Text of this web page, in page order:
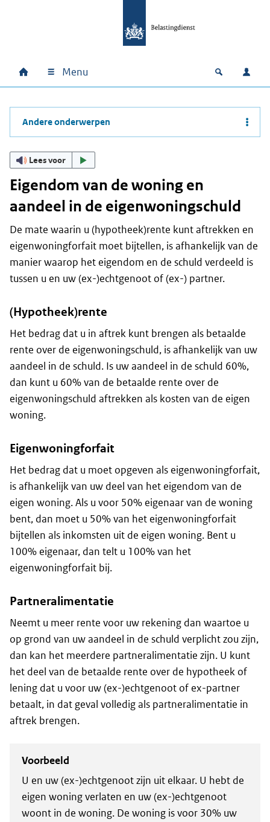
Hoofdnavigatie
Home Menu Open
Andere onderwerpen
Lees voor
Eigendom van de woning en
aandeel in de eigenwoningschuld
De mate waarin u (hypotheek)rente kunt aftrekken en
eigenwoningforfait moet bijtellen, is afhankelijk van de
manier waarop het eigendom en de schuld verdeeld is
tussen u en uw (ex-)echtgenoot of (ex-) partner.
(Hypotheek)rente
Het bedrag dat u in aftrek kunt brengen als betaalde
rente over de eigenwoningschuld, is afhankelijk van uw
aandeel in de schuld. Is uw aandeel in de schuld 60%,
dan kunt u 60% van de betaalde rente over de
eigenwoningschuld aftrekken als kosten van de eigen
woning.
Eigenwoningforfait
Het bedrag dat u moet opgeven als eigenwoningforfait,
is afhankelijk van uw deel van het eigendom van de
eigen woning. Als u voor 50% eigenaar van de woning
bent, dan moet u 50% van het eigenwoningforfait
bijtellen als inkomsten uit de eigen woning. Bent u
100% eigenaar, dan telt u 100% van het
eigenwoningforfait bij.
Partneralimentatie
Neemt u meer rente voor uw rekening dan waartoe u
op grond van uw aandeel in de schuld verplicht zou zijn,
dan kan het meerdere partneralimentatie zijn. U kunt
het deel van de betaalde rente over de hypotheek of
lening dat u voor uw (ex-)echtgenoot of ex-partner
betaalt, in dat geval volledig als partneralimentatie in
aftrek brengen.
Voorbeeld
U en uw (ex-)echtgenoot zijn uit elkaar. U hebt de
eigen woning verlaten en uw (ex-)echtgenoot
woont in de woning. De woning is voor 30% uw